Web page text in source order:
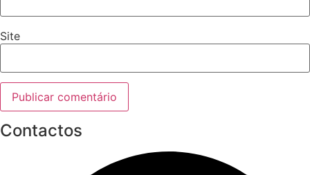
Site
Contactos